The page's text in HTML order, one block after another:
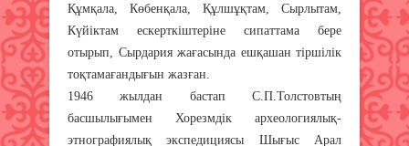
Құмқала, Көбенқала, Құлшұқтам, Сырлытам,
Күйіктам ескерткіштеріне сипаттама бере
отырып, Сырдария жағасында ешқашан тіршілік
тоқтамағандығын жазған.
1946 жылдан бастап С.П.Толстовтың
басшылығымен Хорезмдік археологиялық-
этнографиялық экспедициясы Шығыс Арал